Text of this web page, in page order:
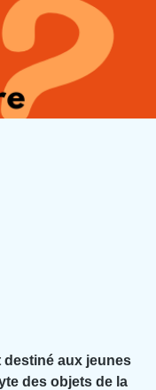
destiné aux jeunes
des objets de la